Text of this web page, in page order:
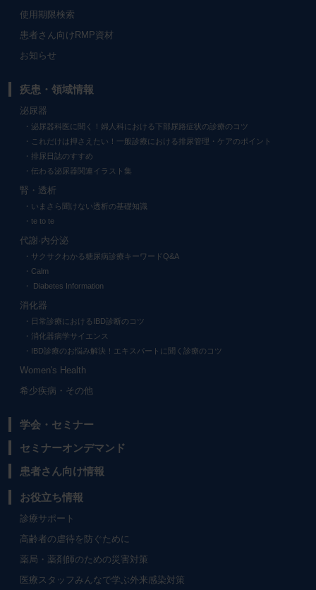
使用期限検索
患者さん向けRMP資材
お知らせ
疾患・領域情報
泌尿器
泌尿器科医に聞く！婦人科における下部尿路症状の診療のコツ
これだけは押さえたい！一般診療における排尿管理・ケアのポイント
排尿日誌のすすめ
伝わる泌尿器関連イラスト集
腎・透析
いまさら聞けない透析の基礎知識
te to te
代謝·内分泌
サクサクわかる糖尿病診療キーワードQ&A
Calm
Diabetes Information
消化器
日常診療におけるIBD診断のコツ
消化器病学サイエンス
IBD診療のお悩み解決！エキスパートに聞く診療のコツ
Women's Health
希少疾病・その他
学会・セミナー
セミナーオンデマンド
患者さん向け情報
お役立ち情報
診療サポート
高齢者の虐待を防ぐために
薬局・薬剤師のための災害対策
医療スタッフみんなで学ぶ外来感染対策